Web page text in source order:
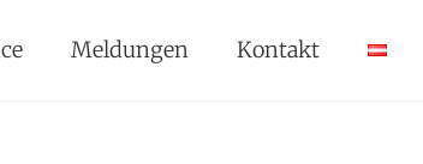
Meldungen Kontakt